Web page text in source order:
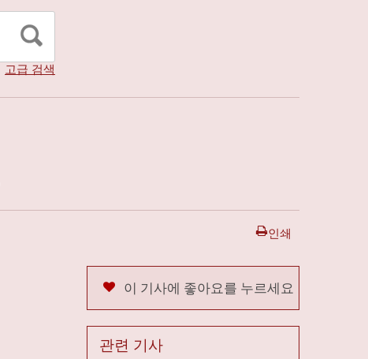
고급 검색
인쇄
이 기사에 좋아요를 누르세요
관련 기사